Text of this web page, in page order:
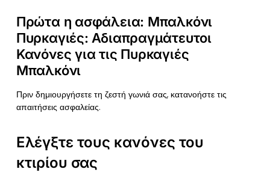
Πρώτα η ασφάλεια: Μπαλκόνι
Πυρκαγιές: Αδιαπραγμάτευτοι
Κανόνες για τις Πυρκαγιές
Μπαλκόνι
Πριν δημιουργήσετε τη ζεστή γωνιά σας, κατανοήστε τις
απαιτήσεις ασφαλείας.
Ελέγξτε τους κανόνες του
κτιρίου σας